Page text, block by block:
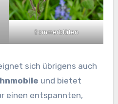
Sommerblüten
sich übrigens auch
und bietet
einen entspannten,